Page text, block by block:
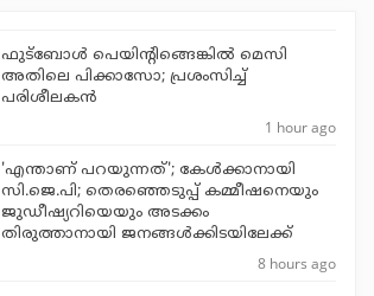
ഫുട്‌ബോള്‍ പെയിന്റിങ്ങെങ്കില്‍ മെസി
അതിലെ പിക്കാസോ; പ്രശംസിച്ച്
പരിശീലകന്‍
1 hour ago
'എന്താണ് പറയുന്നത്'; കേള്‍ക്കാനായി
സി.ജെ.പി; തെരഞ്ഞെടുപ്പ് കമ്മീഷനെയും
ജുഡീഷ്യറിയെയും അടക്കം
തിരുത്താനായി ജനങ്ങള്‍ക്കിടയിലേക്ക്
8 hours ago